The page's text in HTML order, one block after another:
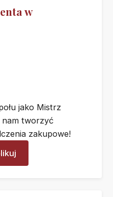
w
jako Mistrz
nam tworzyć
zakupowe!